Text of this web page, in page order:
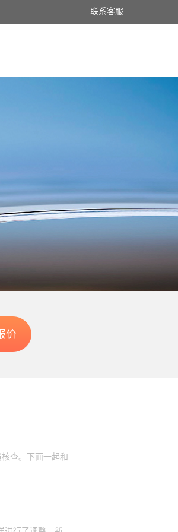
联系客服
查。下面一起和